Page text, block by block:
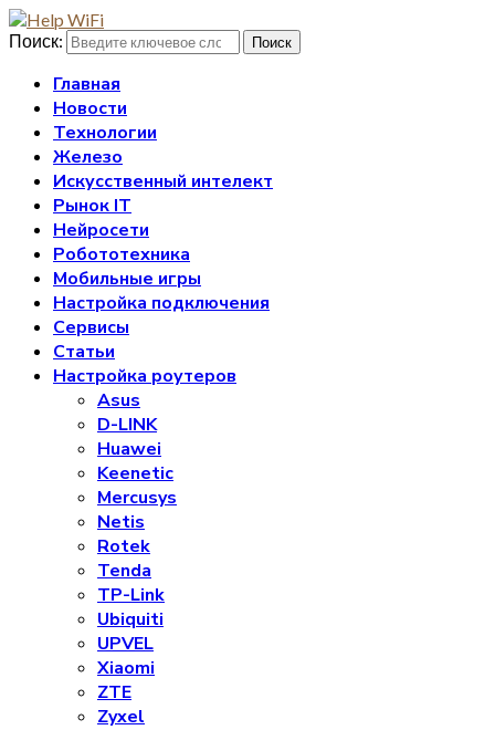
Поиск: Поиск
Главная
Новости
Технологии
Железо
Искусственный интелект
Рынок IT
Нейросети
Робототехника
Мобильные игры
Настройка подключения
Сервисы
Статьи
Настройка роутеров
Asus
D-LINK
Huawei
Keenetic
Mercusys
Netis
Rotek
Tenda
TP-Link
Ubiquiti
UPVEL
Xiaomi
ZTE
Zyxel